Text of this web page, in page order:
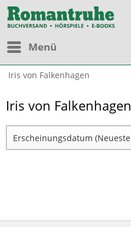
Menü
Iris von Falkenhagen
Iris von Falkenhagen